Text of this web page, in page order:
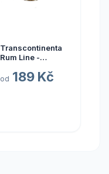
Transcontinental
Rum Line -
2015
od 189 Kč